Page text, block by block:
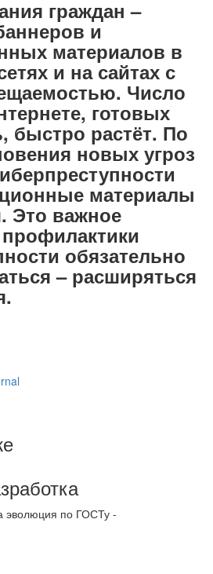
граждан –
и
материалов в
и на сайтах с
Число
готовых
быстро растёт. По
новых угроз
материалы
Это важное
обязательно
– расширяться
эволюция по ГОСТу -